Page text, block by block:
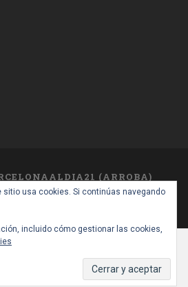
(ARROBA)
GMAIL.COM
sitio usa cookies. Si continúas navegando
incluido cómo gestionar las cookies,